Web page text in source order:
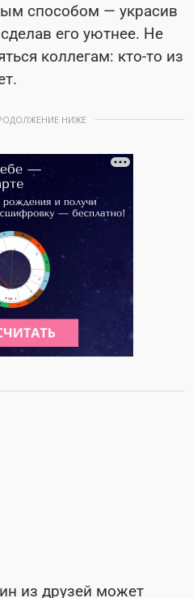
способом — украсив
его уютнее. Не
коллегам: кто-то из
НИЖЕ
из друзей может